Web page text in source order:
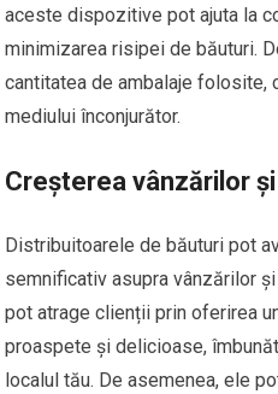
aceste dispozitive pot ajuta la
minimizarea risipei de băuturi.
cantitatea de ambalaje folosite,
mediului înconjurător.
Creșterea vânzărilor
Distribuitoarele de băuturi pot
semnificativ asupra vânzărilor
pot atrage clienții prin oferirea
proaspete și delicioase,
localul tău. De asemenea, ele